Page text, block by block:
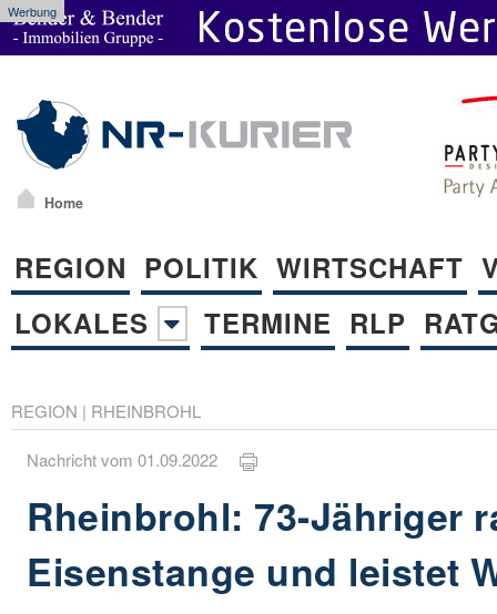
Werbung
Home
REGION POLITIK WIRTSCHAFT
LOKALES
TERMINE RLP
REGION | RHEINBROHL
Nachricht vom 01.09.2022
Rheinbrohl: 73-Jähriger
Eisenstange und leistet